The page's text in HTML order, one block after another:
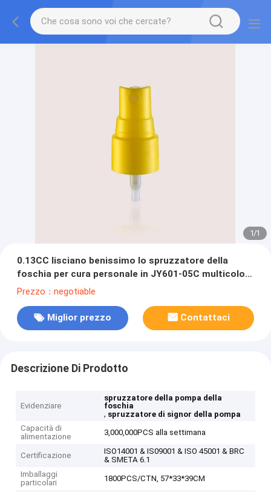
1/1
0.13CC lisciano benissimo lo spruzzatore della
foschia per cura personale in JY601-05C multicolore
20/410
Prezzo：negotiable
Miglior prezzo Contattaci
Descrizione Di Prodotto
Evidenziare
spruzzatore della pompa della
foschia
, spruzzatore di signor della pompa
Capacità di
alimentazione
3,000,000PCS alla settimana
Certificazione
ISO14001 & IS09001 & ISO 45001 & BRC
& SMETA 6.1
Imballaggi
particolari
1800PCS/CTN, 57*33*39CM